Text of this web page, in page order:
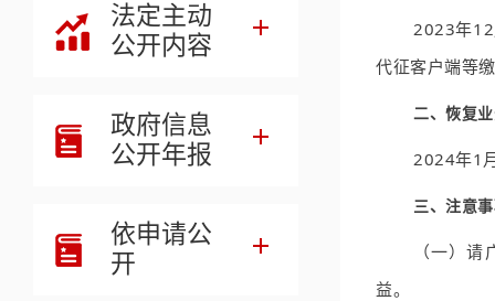
法定主动
公开内容
政府信息
公开年报
依申请公
开
2023年12
代征客户端等
二、恢复
2024年1
三、注意
（一）
益。